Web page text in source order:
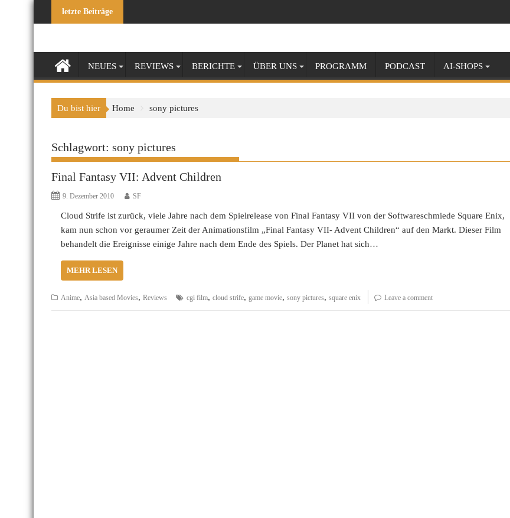
letzte Beiträge
NEUES REVIEWS BERICHTE ÜBER UNS PROGRAMM PODCAST AI-SHOPS
Du bist hier Home sony pictures
Schlagwort: sony pictures
Final Fantasy VII: Advent Children
9. Dezember 2010 SF
Cloud Strife ist zurück, viele Jahre nach dem Spielrelease von Final Fantasy VII von der Softwareschmiede Square Enix,
kam nun schon vor geraumer Zeit der Animationsfilm „Final Fantasy VII- Advent Children“ auf den Markt. Dieser Film
behandelt die Ereignisse einige Jahre nach dem Ende des Spiels. Der Planet hat sich…
MEHR LESEN
Anime, Asia based Movies, Reviews cgi film, cloud strife, game movie, sony pictures, square enix Leave a comment